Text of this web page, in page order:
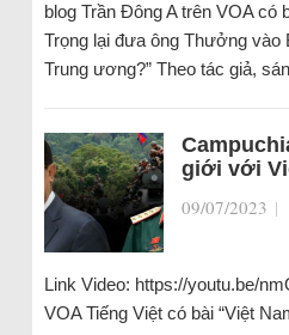
blog Trần Đông A trên VOA có
Trọng lại đưa ông Thưởng
Trung ương?” Theo tác giả,
giới với
09/07/2023 |
Link Video: https://youtu.be/
VOA Tiếng Việt có bài “Việt